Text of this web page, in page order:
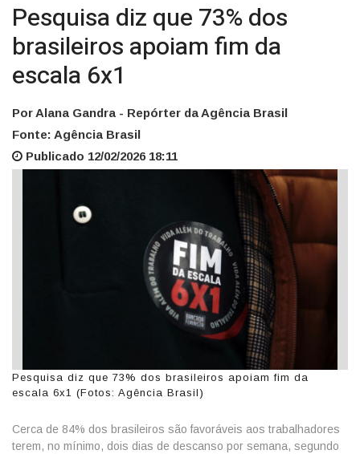
Pesquisa diz que 73% dos
brasileiros apoiam fim da
escala 6x1
Por Alana Gandra - Repórter da Agência Brasil
Fonte: Agência Brasil
Publicado 12/02/2026 18:11
Pesquisa diz que 73% dos brasileiros apoiam fim da
escala 6x1 (Fotos: Agência Brasil)
Cerca de 84% dos brasileiros são favoráveis aos trabalhadores
terem, no mínimo, dois dias de descanso por semana, segundo